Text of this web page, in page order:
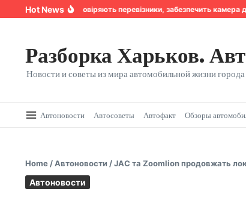
Перейти к содержанию
Hot News
Надійність, якій довіряють перевізники, забезпечить камера
Разборка Харьков.
Новости и советы из мира автомобильной жизни города
Автоновости Автосоветы Автофакт Обзоры
Home /Автоновости /JAC та Zoomlion продовжать
Автоновости